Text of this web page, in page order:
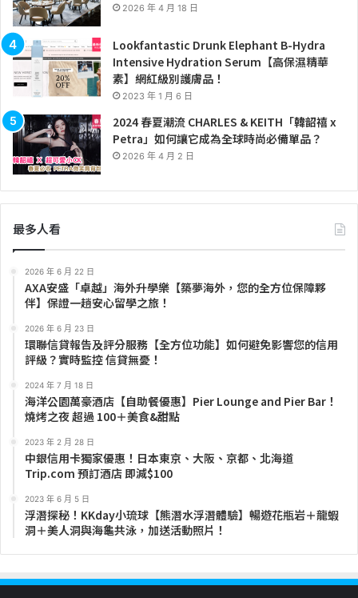
2026 年 4 月 18 日
Lookfantastic Drunk Elephant B-Hydra
Intensive Hydration Serum【高保濕精華
素】網紅級別護膚品！
2023 年 1 月 6 日
2024 春夏潮流 CHARLES & KEITH「韓韶禧 x
Petra」如何讓它成為全球時尚必備單品？
2026 年 4 月 2 日
最多人看
2026 年 6 月 22 日
AXA安盛「卓越」海外升學樂【築夢海外，您的全方位保障夥
伴】保證一趟安心留學之旅！
2026 年 6 月 23 日
環聯信貸報告及評分服務【全方位功能】如何避免影響您的信用
評級？實時監控 信貸無憂！
2024 年 7 月 18 日
海洋公園萬豪酒店【自助餐優惠】Pier Lounge and Pier Bar！
燒烤之夜 超過 100＋美食&甜點
2023 年 2 月 28 日
中銀信用卡獨家優惠！日本東京、大阪、京都、北海道
Trip.com 預訂酒店 即減$100
2023 年 6 月 5 日
浮潛探秘！KKday小琉球【熊潛水浮潛體驗】暢遊花瓶岩＋龍蝦
洞＋美人洞與海龜共泳，加送活動照片！